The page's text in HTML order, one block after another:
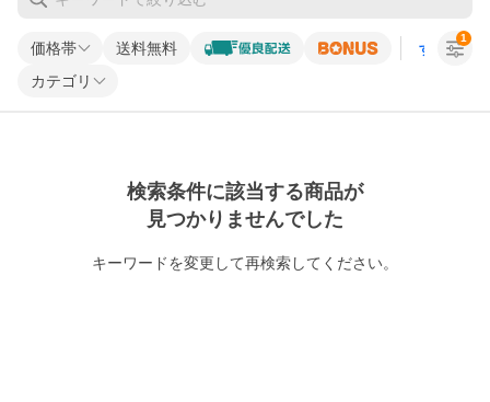
価格帯 送料無料 すべての条
カテゴリ
1
検索条件に該当する商品が
見つかりませんでした
キーワードを変更して再検索してください。